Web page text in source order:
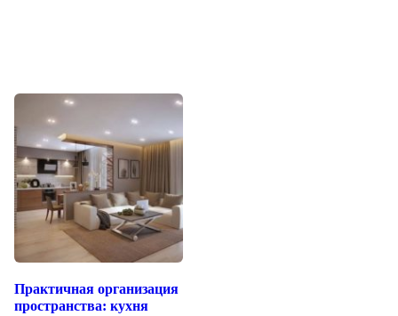
Практичная организация
пространства: кухня